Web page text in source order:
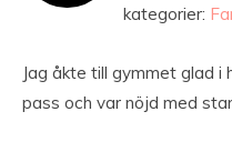
kategorier:
Jag åkte till gymmet glad
pass och var nöjd med